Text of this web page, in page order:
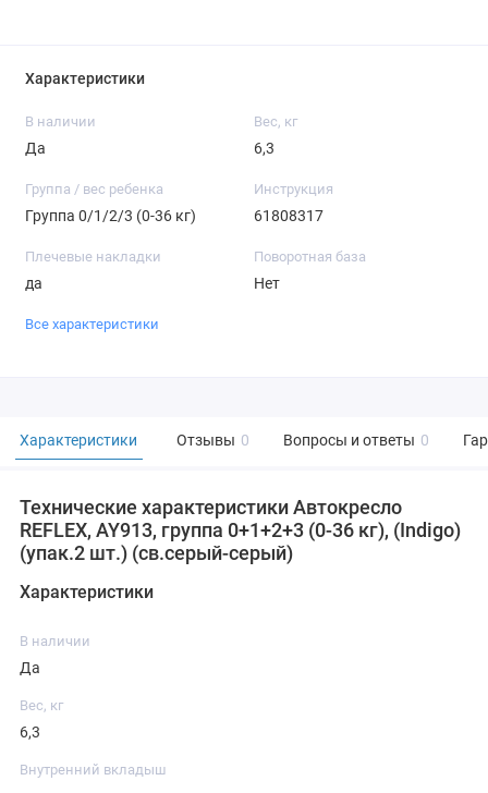
Характеристики
В наличии
Да
Вес, кг
6,3
Группа / вес ребенка
Группа 0/1/2/3 (0-36 кг)
Инструкция
61808317
Плечевые накладки
да
Поворотная база
Нет
Все характеристики
Характеристики Отзывы 0 Вопросы и ответы 0
Технические характеристики Автокресло
REFLEX, AY913, группа 0+1+2+3 (0-36 кг), (Indigo)
(упак.2 шт.) (св.серый-серый)
Характеристики
В наличии
Да
Вес, кг
6,3
Внутренний вкладыш